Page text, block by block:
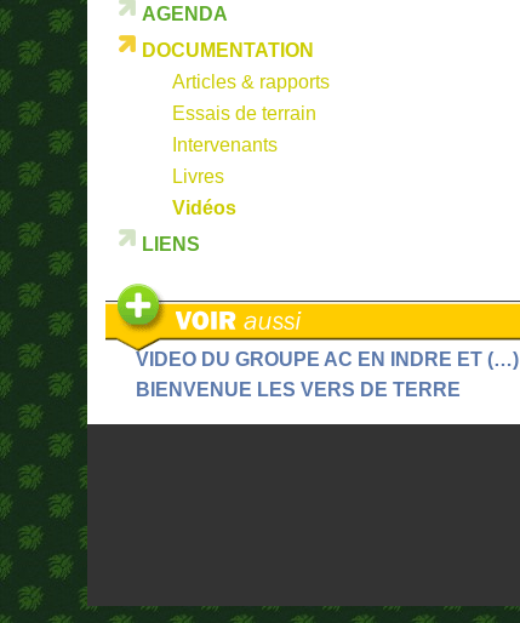
AGENDA
DOCUMENTATION
Articles & rapports
Essais de terrain
Intervenants
Livres
Vidéos
LIENS
VIDEO DU GROUPE AC EN INDRE ET (…)
BIENVENUE LES VERS DE TERRE